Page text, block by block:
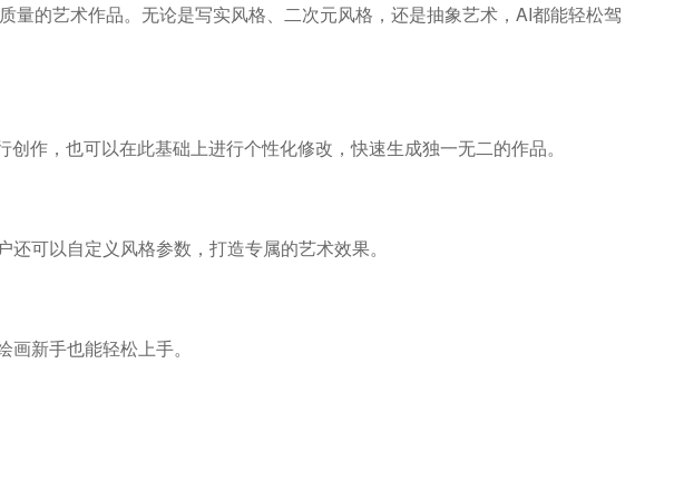
的艺术作品。无论是写实风格、二次元风格，还是抽象艺术，AI都能轻松驾
作，也可以在此基础上进行个性化修改，快速生成独一无二的作品。
可以自定义风格参数，打造专属的艺术效果。
新手也能轻松上手。